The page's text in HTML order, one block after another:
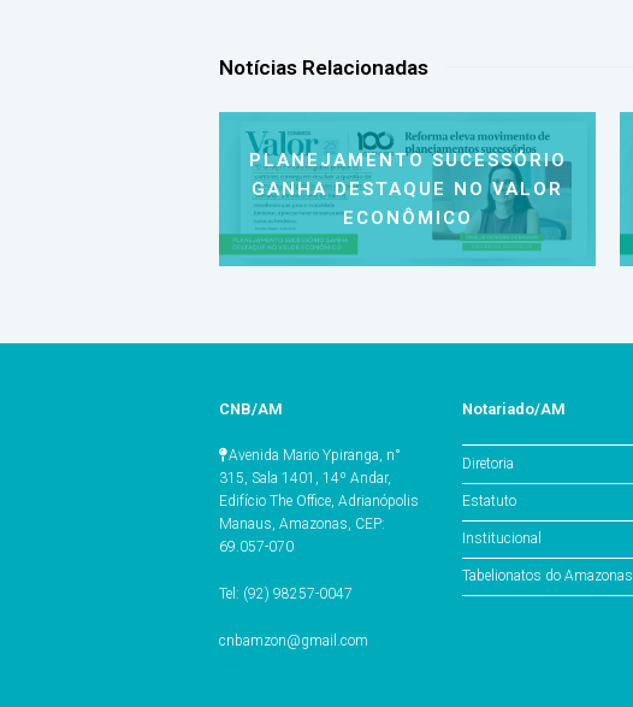
Notícias Relacionadas
PLANEJAMENTO SUCESSÓRIO
GANHA DESTAQUE NO VALOR
ECONÔMICO
CNB/AM
Avenida Mario Ypiranga, n°
315, Sala 1401, 14º Andar,
Edifício The Office, Adrianópolis
Manaus, Amazonas, CEP:
69.057-070
Tel: (92) 98257-0047
cnbamzon@gmail.com
Notariado/AM
Diretoria
Estatuto
Institucional
Tabelionatos do Amazonas